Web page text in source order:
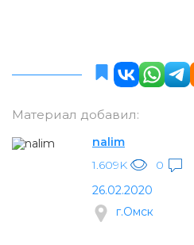
Материал добавил:
nalim
1.609K
0
26.02.2020
г.Омск